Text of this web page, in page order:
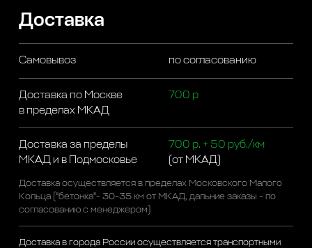
Доставка
Самовывоз по согласованию
Доставка по Москве
в пределах МКАД
700 р
Доставка за пределы
МКАД и в Подмосковье
700 р. + 50 руб./км
(от МКАД)
Доставка осуществляется в пределах Московского Малого
Кольца ("бетонка"- 30-35 км от МКАД, дальние заказы - по
согласованию с менеджером)
Доставка в города России осуществляется транспортными